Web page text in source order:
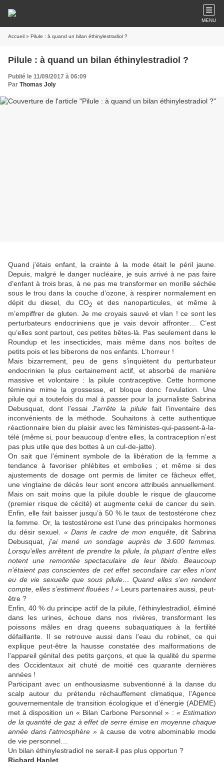
MENU
Accueil » Pilule : à quand un bilan éthinylestradiol ?
Pilule : à quand un bilan éthinylestradiol ?
Publié le 11/09/2017 à 06:09
Par Thomas Joly
Quand j’étais enfant, la crainte à la mode était le péril jaune.
Depuis, malgré le danger nucléaire, je suis arrivé à ne pas faire
d’enfant à trois bras, à ne pas me transformer en morille séchée
sous le trou dans la couche d’ozone, à respirer normalement en
dépit du diesel, du CO2
et des nanoparticules, et même à
m’empiffrer de gluten. Je me croyais sauvé et vlan ! ce sont les
perturbateurs endocriniens que je vais devoir affronter… C’est
qu’elles sont partout, ces petites bêtes-là. Pas seulement dans le
Roundup et les insecticides, mais même dans nos boîtes de
petits pois et les biberons de nos enfants. L’horreur !
Mais bizarrement, peu de gens s’inquiètent du perturbateur
endocrinien le plus certainement actif, et absorbé de manière
massive et volontaire : la pilule contraceptive. Cette hormone
féminine mime la grossesse, et bloque donc l’ovulation. Une
pilule qui a toutefois du mal à passer pour la journaliste Sabrina
Debusquat, dont l’essai J’arrête la pilule fait l’inventaire des
inconvénients de la méthode. Souhaitons à cette authentique
réactionnaire bien du plaisir avec les féministes-qui-passent-à-la-
télé (même si, pour beaucoup d’entre elles, la contraception n’est
pas plus utile que des bottes à un cul-de-jatte).
On sait que l’éminent symbole de la libération de la femme a
tendance à favoriser phlébites et embolies ; et même si des
ajustements de dosage ont permis de limiter ce fâcheux effet,
une vingtaine de décès leur sont encore attribués annuellement.
Mais on sait moins que la pilule double le risque de glaucome
(premier risque de cécité) et augmente celui de cancer du sein.
Enfin, elle fait baisser jusqu’à 50 % le taux de testostérone chez
la femme. Or, la testostérone est l’une des principales hormones
du désir sexuel. « Dans le cadre de mon enquête, dit Sabrina
Debusquat, j’ai mené un sondage auprès de 3.600 femmes.
Lorsqu’elles arrêtent de prendre la pilule, la plupart d’entre elles
notent une remontée spectaculaire de leur libido. Beaucoup
n’étaient pas conscientes de cet effet secondaire car elles n’ont
eu de vie sexuelle que sous pilule… Quand elles s’en rendent
compte, elles s’estiment flouées ! » Leurs partenaires aussi, peut-
être ?
Enfin, 40 % du principe actif de la pilule, l’éthinylestradiol, éliminé
dans les urines, échoue dans nos rivières, transformant les
poissons mâles en drag queens subaquatiques à la fertilité
défaillante. Il se retrouve aussi dans l’eau du robinet, ce qui
explique peut-être la hausse constatée des malformations de
l’appareil génital des petits garçons, et que la qualité du sperme
des Occidentaux ait chuté de moitié ces quarante dernières
années !
Participant avec un enthousiasme subventionné à la danse du
scalp autour du prétendu réchauffement climatique, l’Agence
gouvernementale de transition écologique et d’énergie (ADEME)
met à disposition un « Bilan Carbone Personnel » : « Estimation
de la quantité de gaz à effet de serre émise en moyenne chaque
année dans l’atmosphère » à cause de votre abominable mode
de vie personnel…
Un bilan éthinylestradiol ne serait-il pas plus opportun ?
Richard Hanlet